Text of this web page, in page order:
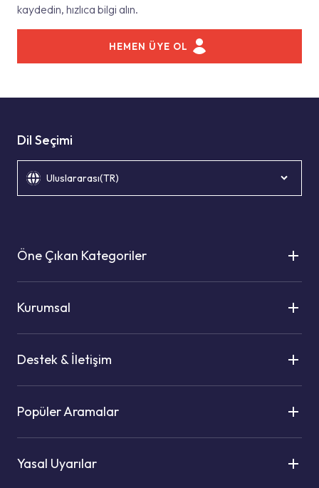
kaydedin, hızlıca bilgi alın.
HEMEN ÜYE OL
Dil Seçimi
Uluslararası(TR)
Öne Çıkan Kategoriler
Kurumsal
Destek & İletişim
Popüler Aramalar
Yasal Uyarılar